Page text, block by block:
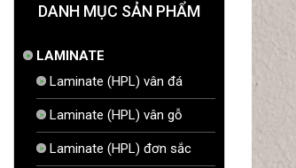
DANH MỤC SẢN PHẨM
LAMINATE
Laminate (HPL) vân đá
Laminate (HPL) vân gỗ
Laminate (HPL) đơn sắc